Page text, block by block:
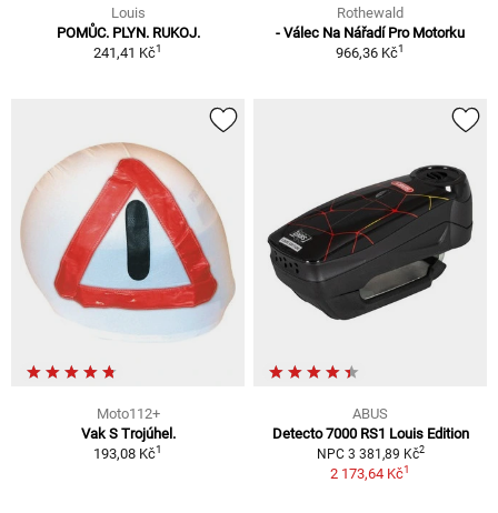
Louis
POMŮC. PLYN. RUKOJ.
241,41 Kč1
Rothewald
- Válec Na Nářadí Pro Motorku
966,36 Kč1
Moto112+
Vak S Trojúhel.
193,08 Kč1
ABUS
Detecto 7000 RS1 Louis Edition
NPC 3 381,89 Kč2
2 173,64 Kč1